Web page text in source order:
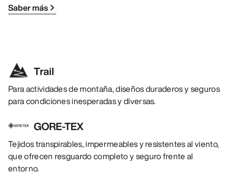
Saber más
Trail
Para actividades de montaña, diseños duraderos y seguros
para condiciones inesperadas y diversas.
GORE-TEX
Tejidos transpirables, impermeables y resistentes al viento,
que ofrecen resguardo completo y seguro frente al
entorno.